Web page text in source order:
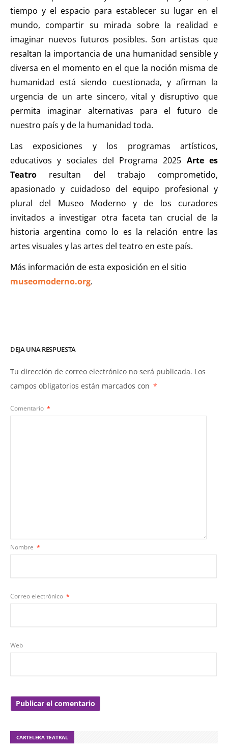
tiempo y el espacio para establecer su lugar en el
mundo, compartir su mirada sobre la realidad e
imaginar nuevos futuros posibles. Son artistas que
resaltan la importancia de una humanidad sensible y
diversa en el momento en el que la noción misma de
humanidad está siendo cuestionada, y afirman la
urgencia de un arte sincero, vital y disruptivo que
permita imaginar alternativas para el futuro de
nuestro país y de la humanidad toda.
Las exposiciones y los programas artísticos,
educativos y sociales del Programa 2025 Arte es
Teatro resultan del trabajo comprometido,
apasionado y cuidadoso del equipo profesional y
plural del Museo Moderno y de los curadores
invitados a investigar otra faceta tan crucial de la
historia argentina como lo es la relación entre las
artes visuales y las artes del teatro en este país.
Más información de esta exposición en el sitio
museomoderno.org.
DEJA UNA RESPUESTA
Tu dirección de correo electrónico no será publicada. Los
campos obligatorios están marcados con *
Comentario *
Nombre *
Correo electrónico *
Web
CARTELERA TEATRAL